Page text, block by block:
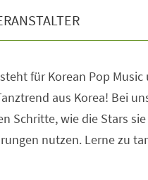
für Korean Pop
aus Korea! Bei
Schritte, wie die Stars
nutzen. Lerne zu